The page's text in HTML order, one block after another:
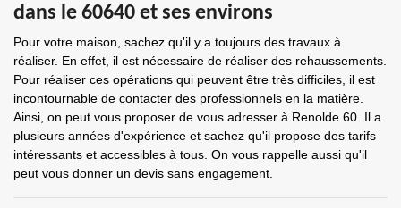
dans le 60640 et ses environs
Pour votre maison, sachez qu'il y a toujours des travaux à
réaliser. En effet, il est nécessaire de réaliser des rehaussements.
Pour réaliser ces opérations qui peuvent être très difficiles, il est
incontournable de contacter des professionnels en la matière.
Ainsi, on peut vous proposer de vous adresser à Renolde 60. Il a
plusieurs années d'expérience et sachez qu'il propose des tarifs
intéressants et accessibles à tous. On vous rappelle aussi qu'il
peut vous donner un devis sans engagement.